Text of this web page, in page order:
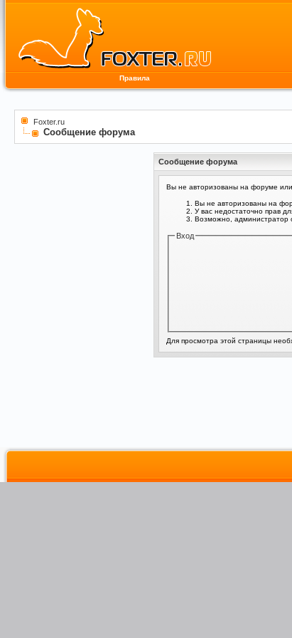
Правила
Foxter.ru
Сообщение форума
Сообщение форума
Вы не авторизованы на форуме или
Вы не авторизованы на
У вас недостаточно прав
Возможно, администратор
Вход
Для просмотра этой страницы